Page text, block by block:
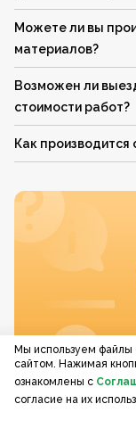
Можете ли вы
материалов?
Возможен ли
стоимости работ?
Как
Мы используем файлы
сайтом. Нажимая
ознакомлены с
согласие на их